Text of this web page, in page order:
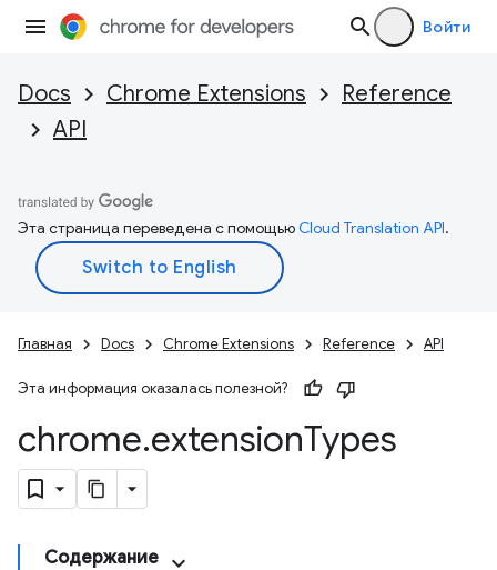
Войти
Docs Chrome Extensions
Reference
API
Эта страница переведена с помощьюCloud Translation API.
Главная Docs Chrome Extensions Reference API
Эта информация оказалась полезной?
chrome.extensionTypes
Содержание